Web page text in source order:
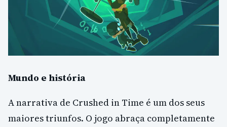
Mundo e história
A narrativa de Crushed in Time é um dos seus
maiores triunfos. O jogo abraça completamente